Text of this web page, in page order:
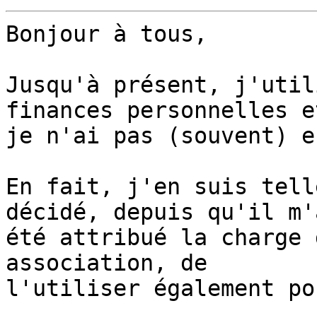
Bonjour à tous,
Jusqu'à présent,
finances personnelles
je n'ai pas (souvent)
En fait, j'en suis
décidé, depuis qu'il
été attribué la charge
association, de
l'utiliser également